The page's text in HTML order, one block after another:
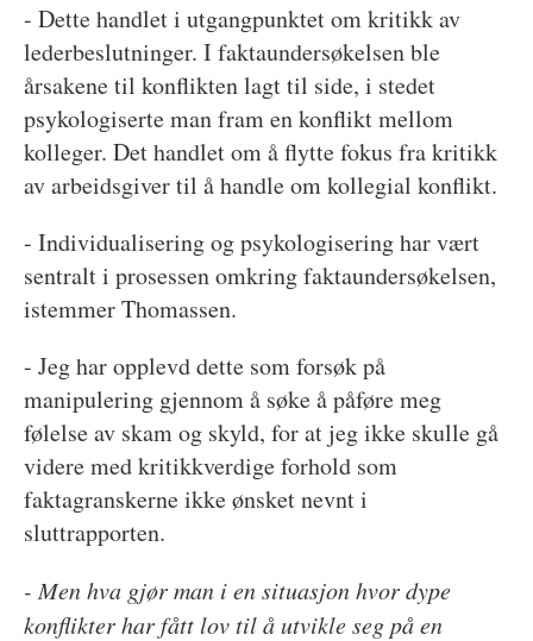
- Dette handlet i utgangpunktet om kritikk av
lederbeslutninger. I faktaundersøkelsen ble
årsakene til konflikten lagt til side, i stedet
psykologiserte man fram en konflikt mellom
kolleger. Det handlet om å flytte fokus fra kritikk
av arbeidsgiver til å handle om kollegial konflikt.
- Individualisering og psykologisering har vært
sentralt i prosessen omkring faktaundersøkelsen,
istemmer Thomassen.
- Jeg har opplevd dette som forsøk på
manipulering gjennom å søke å påføre meg
følelse av skam og skyld, for at jeg ikke skulle gå
videre med kritikkverdige forhold som
faktagranskerne ikke ønsket nevnt i
sluttrapporten.
- Men hva gjør man i en situasjon hvor dype
konflikter har fått lov til å utvikle seg på en